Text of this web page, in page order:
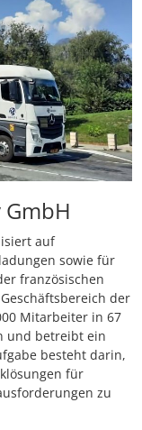
GmbH
auf
sowie für
französischen
der
Mitarbeiter in 67
und betreibt ein
besteht darin,
für
zu